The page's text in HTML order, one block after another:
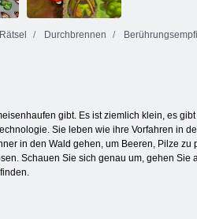
Rätsel Durchbrennen
gibt. Es ist ziemlich klein, es
Sie leben wie ihre Vorfahren in
in den Wald gehen, um Beeren, Pilze
Schauen Sie sich genau um, gehen